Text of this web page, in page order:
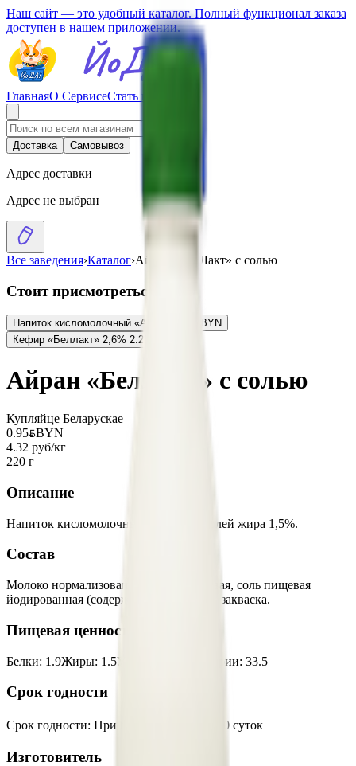
Наш сайт — это удобный каталог. Полный функционал заказа
доступен в нашем приложении.
ГлавнаяО СервисеСтать партнером
Доставка Самовывоз
Адрес доставки
Адрес не выбран
Все заведения›Каталог›Айран «БелЛакт» с солью
Стоит присмотреться
Напиток кисломолочный «Айран»
BYN
Кефир «Беллакт» 2,6% 2.25
Айран «БелЛакт» с солью
Купляйце Беларускае
0.95BYNBYN
4.32 руб/кг
220 г
Описание
Напиток кисломолочный массовой долей жира 1,5%.
Состав
Молоко нормализованное, вода питьевая, соль пищевая
йодированная (содержит йодат калия), закваска.
Пищевая ценность на 100г
Белки: 1.9Жиры: 1.5Углеводы Калории: 33.5
Срок годности
Срок годности: При t от +2℃ до +6℃-20 суток
Изготовитель